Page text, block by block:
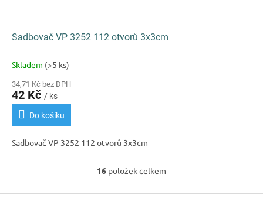
Sadbovač VP 3252 112 otvorů 3x3cm
Skladem (>5 ks)
34,71 Kč bez DPH
42 Kč / ks
Do košíku
Sadbovač VP 3252 112 otvorů 3x3cm
O
l
16 položek celkem